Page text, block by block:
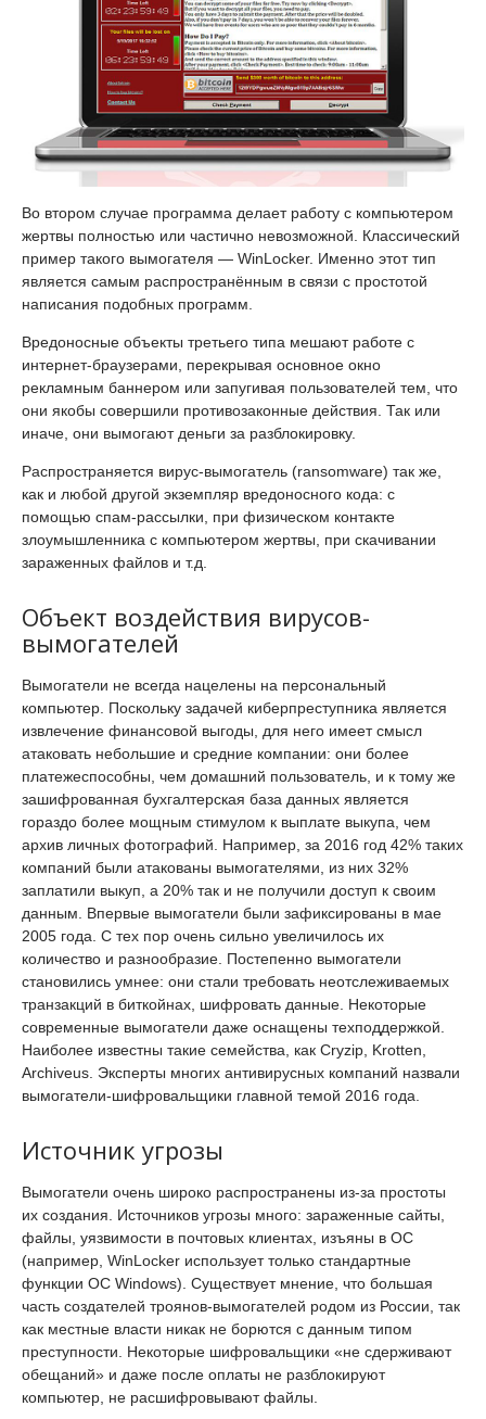
Во втором случае программа делает работу с компьютером
жертвы полностью или частично невозможной. Классический
пример такого вымогателя — WinLocker. Именно этот тип
является самым распространённым в связи с простотой
написания подобных программ.
Вредоносные объекты третьего типа мешают работе с
интернет-браузерами, перекрывая основное окно
рекламным баннером или запугивая пользователей тем, что
они якобы совершили противозаконные действия. Так или
иначе, они вымогают деньги за разблокировку.
Распространяется вирус-вымогатель (ransomware) так же,
как и любой другой экземпляр вредоносного кода: с
помощью спам-рассылки, при физическом контакте
злоумышленника с компьютером жертвы, при скачивании
зараженных файлов и т.д.
Объект воздействия вирусов-
вымогателей
Вымогатели не всегда нацелены на персональный
компьютер. Поскольку задачей киберпреступника является
извлечение финансовой выгоды, для него имеет смысл
атаковать небольшие и средние компании: они более
платежеспособны, чем домашний пользователь, и к тому же
зашифрованная бухгалтерская база данных является
гораздо более мощным стимулом к выплате выкупа, чем
архив личных фотографий. Например, за 2016 год 42% таких
компаний были атакованы вымогателями, из них 32%
заплатили выкуп, а 20% так и не получили доступ к своим
данным. Впервые вымогатели были зафиксированы в мае
2005 года. С тех пор очень сильно увеличилось их
количество и разнообразие. Постепенно вымогатели
становились умнее: они стали требовать неотслеживаемых
транзакций в биткойнах, шифровать данные. Некоторые
современные вымогатели даже оснащены техподдержкой.
Наиболее известны такие семейства, как Cryzip, Krotten,
Archiveus. Эксперты многих антивирусных компаний назвали
вымогатели-шифровальщики главной темой 2016 года.
Источник угрозы
Вымогатели очень широко распространены из-за простоты
их создания. Источников угрозы много: зараженные сайты,
файлы, уязвимости в почтовых клиентах, изъяны в ОС
(например, WinLocker использует только стандартные
функции ОС Windows). Существует мнение, что большая
часть создателей троянов-вымогателей родом из России, так
как местные власти никак не борются с данным типом
преступности. Некоторые шифровальщики «не сдерживают
обещаний» и даже после оплаты не разблокируют
компьютер, не расшифровывают файлы.